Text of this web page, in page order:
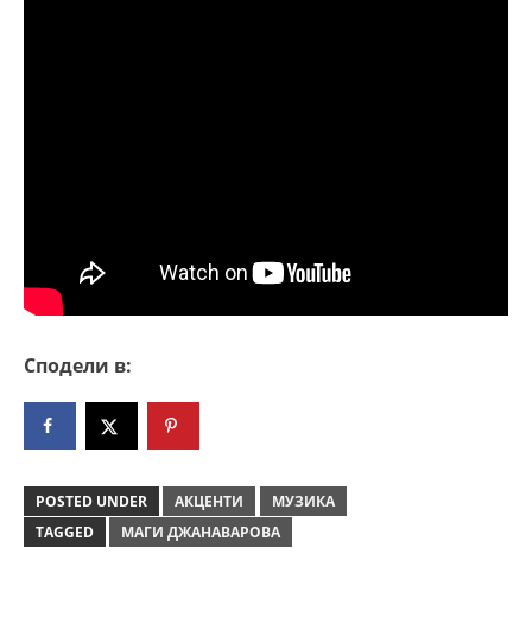
Сподели в:
POSTED UNDER АКЦЕНТИ
МУЗИКА
TAGGED
МАГИ ДЖАНАВАРОВА